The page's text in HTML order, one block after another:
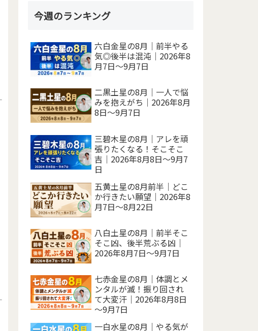
今週のランキング
六白金星の8月｜前半やる
気◎後半は混沌｜2026年8
月7日～9月7日
二黒土星の8月｜一人で悩
みを抱えがち｜2026年8月
8日～9月7日
三碧木星の8月｜アレを頑
張りたくなる！そこそこ
吉｜2026年8月8日～9月7
日
五黄土星の8月前半｜どこ
か行きたい願望｜2026年8
月7日～8月22日
八白土星の8月｜前半そこ
そこ凶、後半荒ぶる凶｜
2026年8月7日～9月7日
七赤金星の8月｜体調とメ
ンタルが滅！振り回され
て大変汗｜2026年8月8日
～9月7日
一白水星の8月｜やる気が